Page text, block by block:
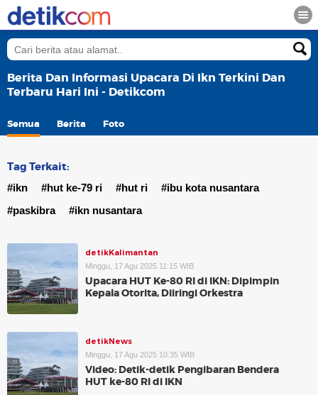
Berita Dan Informasi Upacara Di Ikn Terkini Dan
Terbaru Hari Ini - Detikcom
Semua Berita Foto
Tag Terkait:
#ikn #hut ke-79 ri #hut ri
#ibu kota nusantara
#paskibra
#ikn nusantara
detikKalimantan
Minggu, 17 Agu 2025 11:15 WIB
Upacara HUT Ke-80 RI di IKN: Dipimpin
Kepala Otorita, Diiringi Orkestra
detikNews
Minggu, 17 Agu 2025 10:35 WIB
Video: Detik-detik Pengibaran Bendera
HUT ke-80 RI di IKN